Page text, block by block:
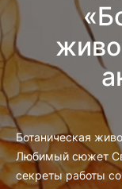
Ботаническая
Любимый сюжет
секреты работы